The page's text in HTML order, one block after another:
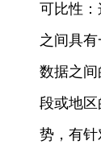
可比性
之间具
数据之
段或地
势，有针